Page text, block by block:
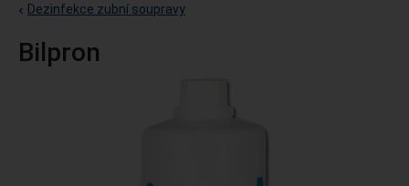
Dezinfekce zubní soupravy
Bilpron